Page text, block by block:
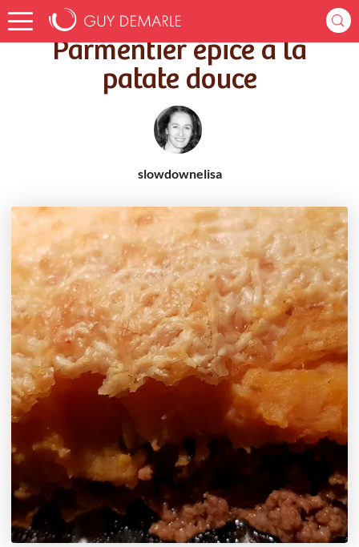
Accueil Recettes Parmentier épicé à la patate douce
Parmentier épicé à la
patate douce
slowdownelisa